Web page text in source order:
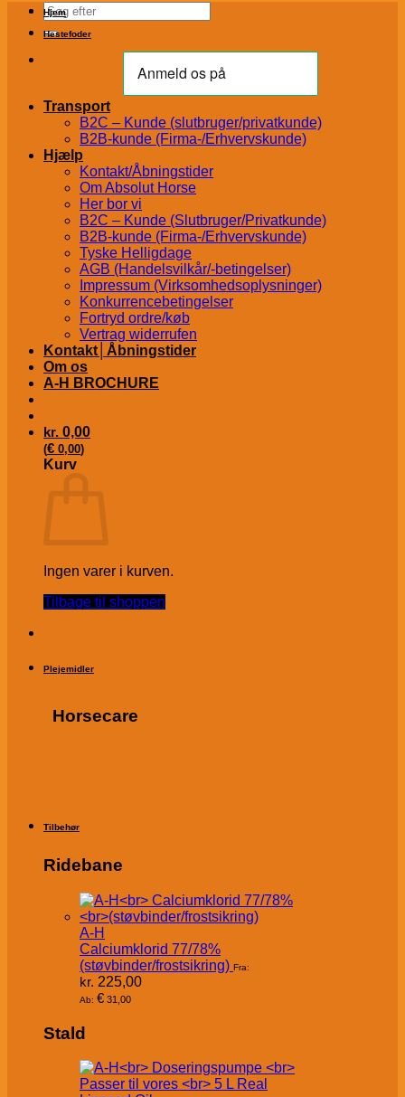
Søg
efter:
Transport
B2C – Kunde (slutbruger/privatkunde)
B2B-kunde (Firma-/Erhvervskunde)
Hjælp
Kontakt/Åbningstider
Om Absolut Horse
Her bor vi
B2C – Kunde (Slutbruger/Privatkunde)
B2B-kunde (Firma-/Erhvervskunde)
Tyske Helligdage
AGB (Handelsvilkår/-betingelser)
Impressum (Virksomhedsoplysninger)
Konkurrencebetingelser
Fortryd ordre/køb
Vertrag widerrufen
Kontakt│Åbningstider
Om os
A-H BROCHURE
kr. 0,00
(€ 0,00)
Kurv
Ingen varer i kurven.
Tilbage til shoppen
Hjem
Hestefoder
Plejemidler
Horsecare
Tilbehør
Ridebane
A-H
Calciumklorid 77/78%
(støvbinder/frostsikring) Fra:
kr. 225,00
Ab: € 31,00
Stald